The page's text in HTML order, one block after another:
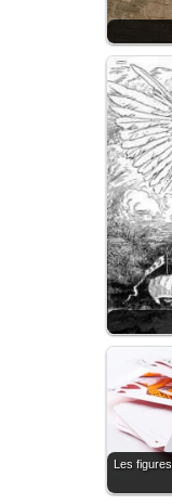
Les